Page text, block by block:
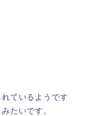
ているようです
たいです。